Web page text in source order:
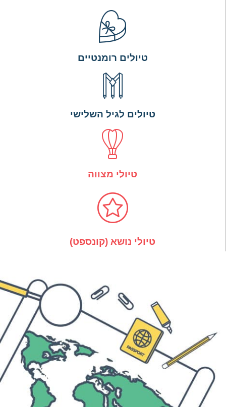
טיולים רומנטיים
טיולים לגיל השלישי
טיולי מצווה
טיולי נושא (קונספט)